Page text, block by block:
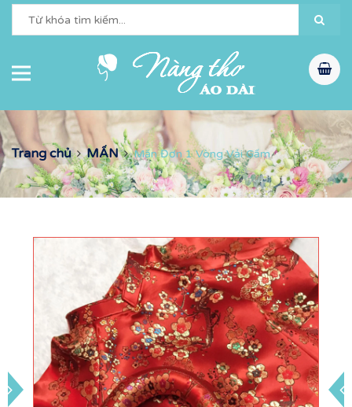
Trang chủ MẤN Mấn Đơn 1 Vòng Vải Gấm